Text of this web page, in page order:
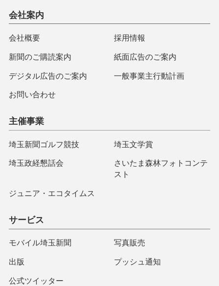
会社案内
会社概要 採用情報
新聞のご購読案内 紙面広告のご案内
デジタル広告のご案内 一般事業主行動計画
お問い合わせ
主催事業
埼玉新聞ゴルフ競技 埼玉文学賞
埼玉政経懇話会
さいたま森林フォトコンテ
スト
ジュニア・エコタイムス
サービス
モバイル埼玉新聞 写真販売
出版 プッシュ通知
公式ツイッター